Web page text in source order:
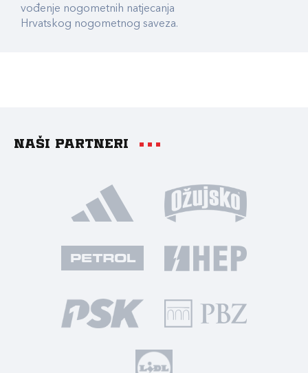
vođenje nogometnih natjecanja
Hrvatskog nogometnog saveza.
Naši partneri